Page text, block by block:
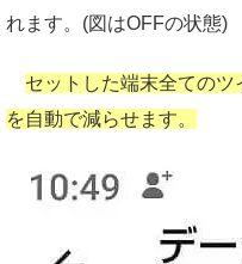
れます。(図はOFFの状態)
セットした端末全ての
を自動で減らせます。